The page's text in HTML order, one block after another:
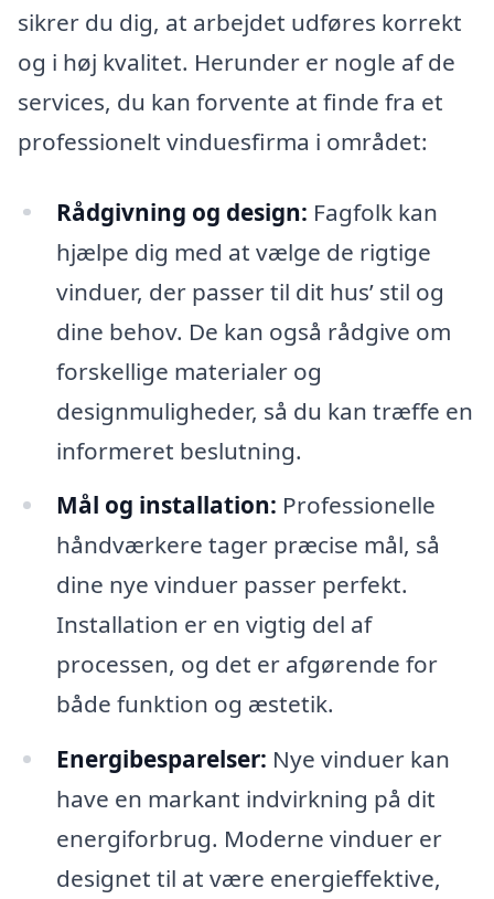
sikrer du dig, at arbejdet udføres korrekt
og i høj kvalitet. Herunder er nogle af de
services, du kan forvente at finde fra et
professionelt vinduesfirma i området:
Rådgivning og design: Fagfolk kan
hjælpe dig med at vælge de rigtige
vinduer, der passer til dit hus’ stil og
dine behov. De kan også rådgive om
forskellige materialer og
designmuligheder, så du kan træffe en
informeret beslutning.
Mål og installation: Professionelle
håndværkere tager præcise mål, så
dine nye vinduer passer perfekt.
Installation er en vigtig del af
processen, og det er afgørende for
både funktion og æstetik.
Energibesparelser: Nye vinduer kan
have en markant indvirkning på dit
energiforbrug. Moderne vinduer er
designet til at være energieffektive,